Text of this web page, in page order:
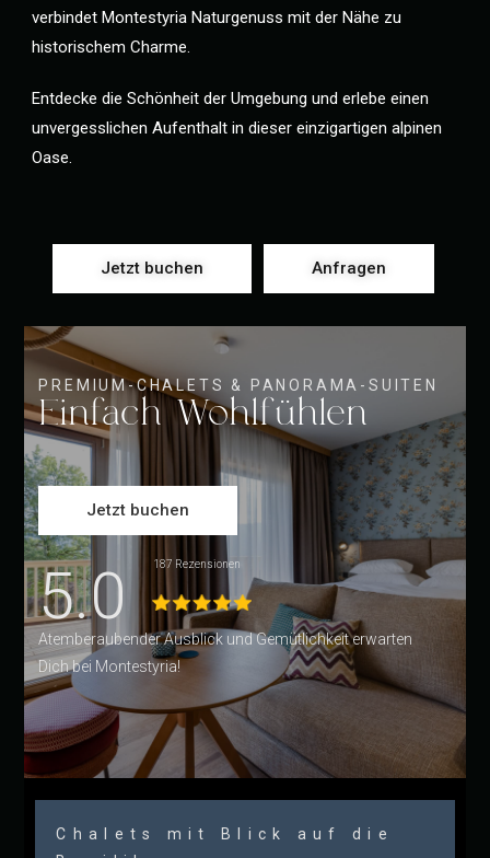
verbindet Montestyria Naturgenuss mit der Nähe zu
historischem Charme.
Entdecke die Schönheit der Umgebung und erlebe einen
unvergesslichen Aufenthalt in dieser einzigartigen alpinen
Oase.
Jetzt buchen Anfragen
PREMIUM-CHALETS & PANORAMA-SUITEN
Einfach Wohlfühlen
Jetzt buchen
5.0 187 Rezensionen
Atemberaubender Ausblick und Gemütlichkeit erwarten
Dich bei Montestyria!
Chalets mit Blick auf die